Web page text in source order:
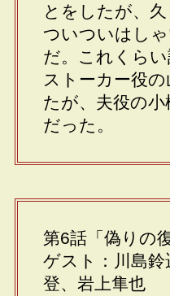
とをしたが、
ついついはし
だ。これくらい
ストーカー役
たが、夫役の
だった。
第6話「偽りの復
ゲスト：川島鈴
登、岩上隼也